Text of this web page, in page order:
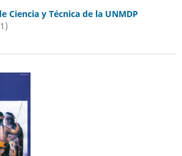
Ciencia y Técnica de la UNMDP